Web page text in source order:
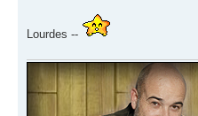
Lourdes --